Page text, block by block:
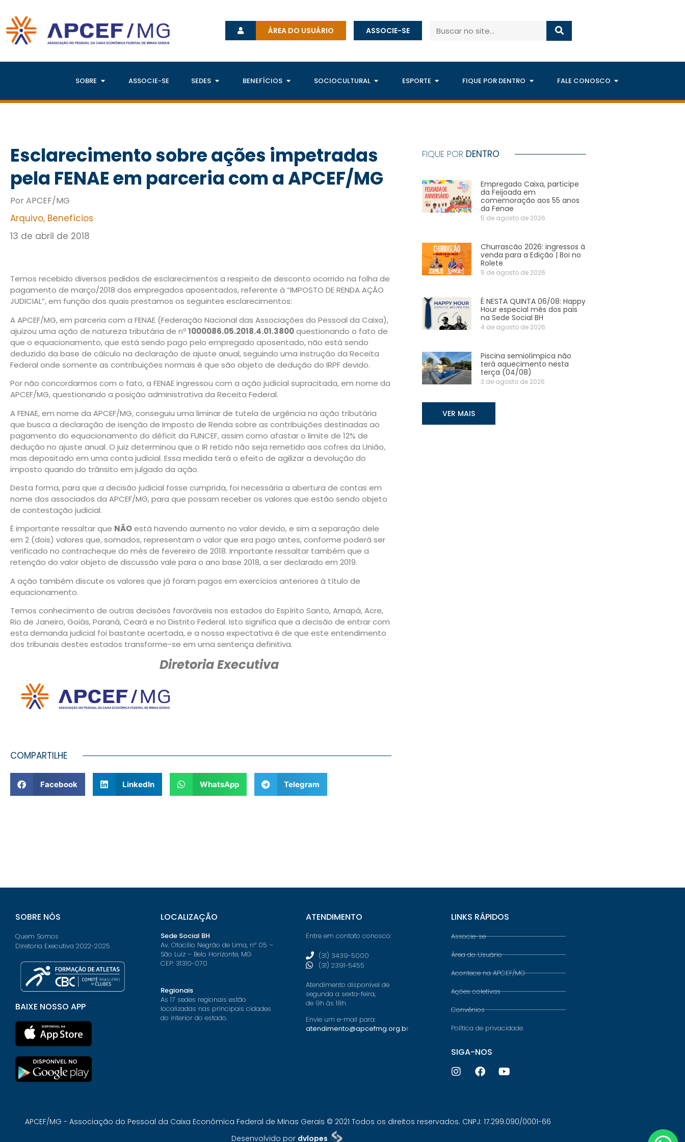
ÁREA DO USUÁRIO ASSOCIE-SE
SOBRE ASSOCIE-SE SEDES BENEFÍCIOS SOCIOCULTURAL ESPORTE FIQUE POR DENTRO FALE CONOSCO
Esclarecimento sobre ações impetradas
pela FENAE em parceria com a APCEF/MG
Por APCEF/MG
Arquivo, Benefícios
13 de abril de 2018
Temos recebido diversos pedidos de esclarecimentos a respeito de desconto ocorrido na folha de
pagamento de março/2018 dos empregados aposentados, referente à “IMPOSTO DE RENDA AÇÃO
JUDICIAL”, em função dos quais prestamos os seguintes esclarecimentos:
A APCEF/MG, em parceria com a FENAE (Federação Nacional das Associações do Pessoal da Caixa),
ajuizou uma ação de natureza tributária de nº1000086.05.2018.4.01.3800questionando o fato de
que o equacionamento, que está sendo pago pelo empregado aposentado, não está sendo
deduzido da base de cálculo na declaração de ajuste anual, seguindo uma instrução da Receita
Federal onde somente as contribuições normais é que são objeto de dedução do IRPF devido.
Por não concordarmos com o fato, a FENAE ingressou com a ação judicial supracitada, em nome da
APCEF/MG, questionando a posição administrativa da Receita Federal.
A FENAE, em nome da APCEF/MG, conseguiu uma liminar de tutela de urgência na ação tributária
que busca a declaração de isenção de Imposto de Renda sobre as contribuições destinadas ao
pagamento do equacionamento do déficit da FUNCEF, assim como afastar o limite de 12% de
dedução no ajuste anual. O juiz determinou que o IR retido não seja remetido aos cofres da União,
mas depositado em uma conta judicial. Essa medida terá o efeito de agilizar a devolução do
imposto quando do trânsito em julgado da ação.
Desta forma, para que a decisão judicial fosse cumprida, foi necessária a abertura de contas em
nome dos associados da APCEF/MG, para que possam receber os valores que estão sendo objeto
de contestação judicial.
É importante ressaltar que NÃOestá havendo aumento no valor devido, e sim a separação dele
em 2 (dois) valores que, somados, representam o valor que era pago antes, conforme poderá ser
verificado no contracheque do mês de fevereiro de 2018. Importante ressaltar também que a
retenção do valor objeto de discussão vale para o ano base 2018, a ser declarado em 2019.
A ação também discute os valores que já foram pagos em exercícios anteriores à título de
equacionamento.
Temos conhecimento de outras decisões favoráveis nos estados do Espírito Santo, Amapá, Acre,
Rio de Janeiro, Goiás, Paraná, Ceará e no Distrito Federal. Isto significa que a decisão de entrar com
esta demanda judicial foi bastante acertada, e a nossa expectativa é de que este entendimento
dos tribunais destes estados transforme-se em uma sentença definitiva.
Diretoria Executiva
COMPARTILHE
Facebook LinkedIn WhatsApp Telegram
FIQUE POR DENTRO
Empregado Caixa, participe
da Feijoada em
comemoração aos 55 anos
da Fenae
5 de agosto de 2026
Churrascão 2026: ingressos à
venda para a Edição | Boi no
Rolete
5 de agosto de 2026
É NESTA QUINTA 06/08: Happy
Hour especial mês dos pais
na Sede Social BH
4 de agosto de 2026
Piscina semiolímpica não
terá aquecimento nesta
terça (04/08)
3 de agosto de 2026
VER MAIS
SOBRE NÓS
Quem Somos
Diretoria Executiva 2022-2025
BAIXE NOSSO APP
LOCALIZAÇÃO
Sede Social BH
Av. Otacílio Negrão de Lima, nº 05 –
São Luiz – Belo Horizonte, MG
CEP: 31310-070
Regionais
As 17 sedes regionais estão
localizadas nas principais cidades
do interior do estado.
ATENDIMENTO
Entre em contato conosco:
(31) 3439-5000
(31) 2391-5455
Atendimento disponível de
segunda a sexta-feira,
de 9h às 18h.
Envie um e-mail para:
atendimento@apcefmg.org.br
LINKS RÁPIDOS
Associe-se
Área do Usuário
Acontece na APCEF/MG
Ações coletivas
Convênios
Política de privacidade
SIGA-NOS
APCEF/MG - Associação do Pessoal da Caixa Econômica Federal de Minas Gerais © 2021 Todos os direitos reservados. CNPJ: 17.299.090/0001-66
Desenvolvido por dvlopes